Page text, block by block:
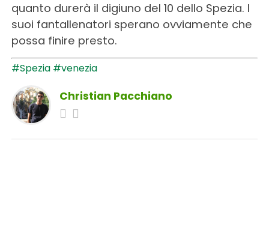
quanto durerà il digiuno del 10 dello Spezia. I
suoi fantallenatori sperano ovviamente che
possa finire presto.
#Spezia #venezia
Christian Pacchiano